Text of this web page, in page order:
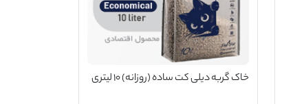
خاک گربه دیلی کت ساده (روزانه) 10 لیتری